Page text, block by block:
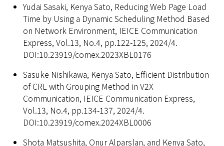
Yudai Sasaki, Kenya Sato, Reducing Web Page Load
Time by Using a Dynamic Scheduling Method Based
on Network Environment, IEICE Communication
Express, Vol.13, No.4, pp.122-125, 2024/4.
DOI:10.23919/comex.2023XBL0176
Sasuke Nishikawa, Kenya Sato, Efficient Distribution
of CRL with Grouping Method in V2X
Communication, IEICE Communication Express,
Vol.13, No.4, pp.134-137, 2024/4.
DOI:10.23919/comex.2024XBL0006
Shota Matsushita, Onur Alparslan, and Kenya Sato,